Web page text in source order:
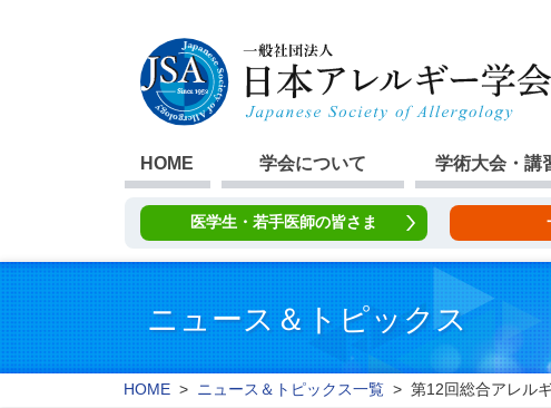
HOME 学会について 学術大会・講
医学生・若手医師の皆さま
ニュース＆トピックス
HOME > ニュース＆トピックス一覧 > 第12回総合アレル